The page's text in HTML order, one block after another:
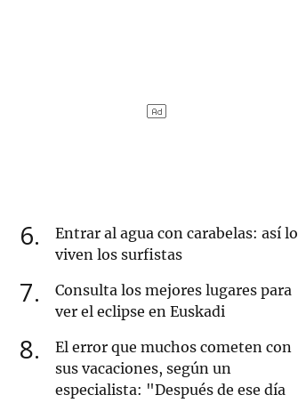
6
Entrar al agua con carabelas: así lo
viven los surfistas
7
Consulta los mejores lugares para
ver el eclipse en Euskadi
8
El error que muchos cometen con
sus vacaciones, según un
especialista: "Después de ese día